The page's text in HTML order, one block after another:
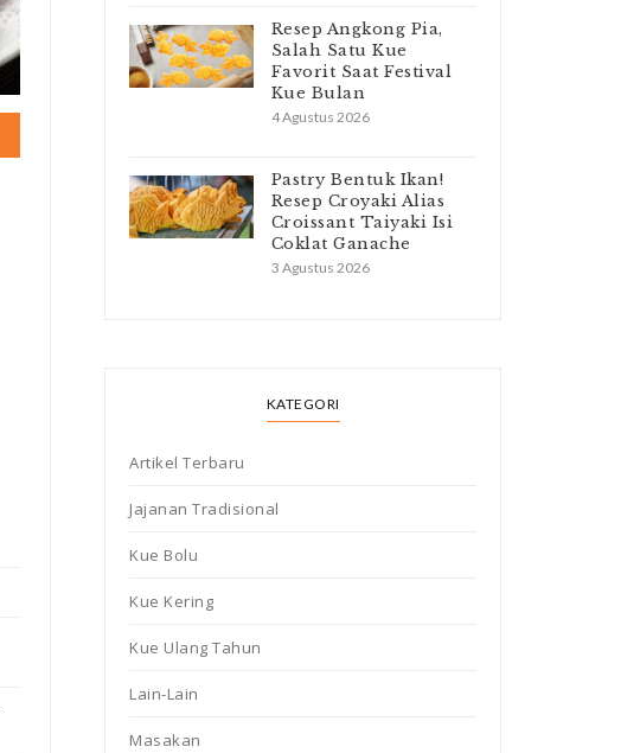
Resep Angkong Pia,
Salah Satu Kue
Favorit Saat Festival
Kue Bulan
4 Agustus 2026
Pastry Bentuk Ikan!
Resep Croyaki Alias
Croissant Taiyaki Isi
Coklat Ganache
3 Agustus 2026
KATEGORI
Artikel Terbaru
Jajanan Tradisional
Kue Bolu
Kue Kering
Kue Ulang Tahun
Lain-Lain
Masakan